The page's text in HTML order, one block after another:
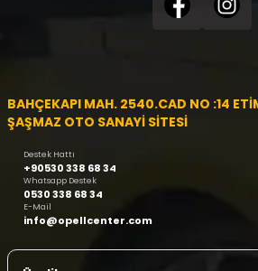
BAHÇEKAPI MAH. 2540.CAD NO :14
ŞAŞMAZ OTO SANAYİ SİTESİ
Destek Hattı
+90530 338 68 34
Whatsapp Destek
0530 338 68 34
E-Mail
info@opellcenter.com